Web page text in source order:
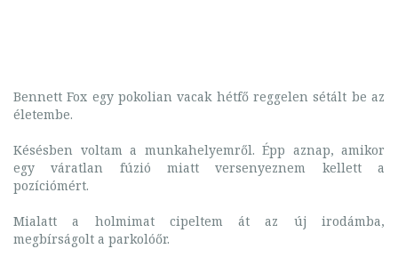
Bennett Fox egy pokolian vacak hétfő reggelen sétált be az
életembe.
Késésben voltam a munkahelyemről. Épp aznap, amikor
egy váratlan fúzió miatt versenyeznem kellett a
pozíciómért.
Mialatt a holmimat cipeltem át az új irodámba,
megbírságolt a parkolóőr.